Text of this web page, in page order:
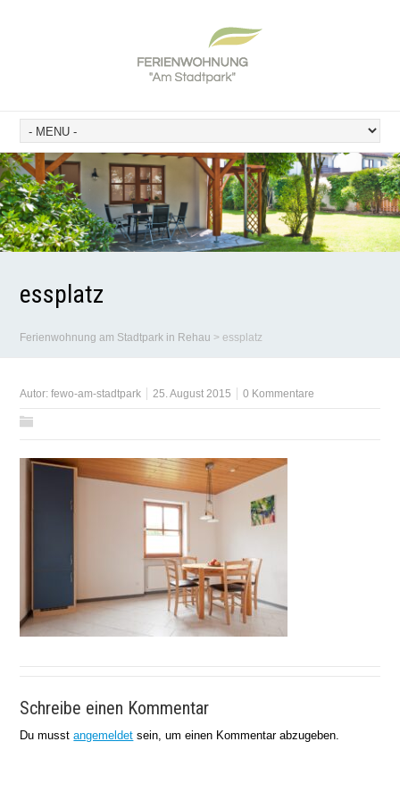
essplatz
Ferienwohnung am Stadtpark in Rehau >essplatz
Autor:fewo-am-stadtpark 25. August 2015 0 Kommentare
Schreibe einen Kommentar
Du musstangemeldet sein, um einen Kommentar abzugeben.